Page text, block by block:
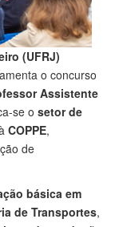
(UFRJ)
o concurso
Assistente
se o setor de
COPPE,
de
básica em
de Transportes,